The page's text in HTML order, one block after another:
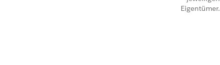
Eigentümer.